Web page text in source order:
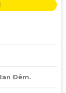
Đêm.